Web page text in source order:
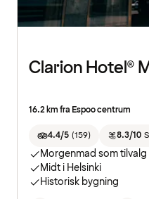
Clarion Hotel®
16.2 km fra Espoo centrum
4.4/5 (159) 8.3/10
Morgenmad som tilvalg
Midt i Helsinki
Historisk bygning